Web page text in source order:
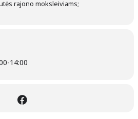
rajono moksleiviams;
-14:00